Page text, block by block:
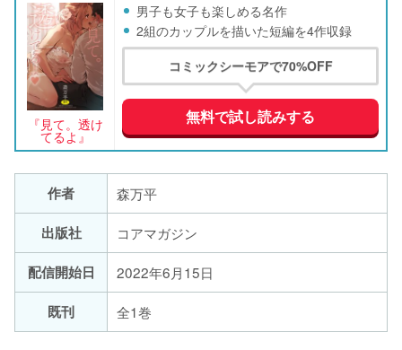
『見て。透け
てるよ』
男子も女子も楽しめる名作
2組のカップルを描いた短編を4作収録
コミックシーモアで70%OFF
無料で試し読みする
作者
森万平
出版社
コアマガジン
配信開始日
2022年6月15日
既刊
全1巻